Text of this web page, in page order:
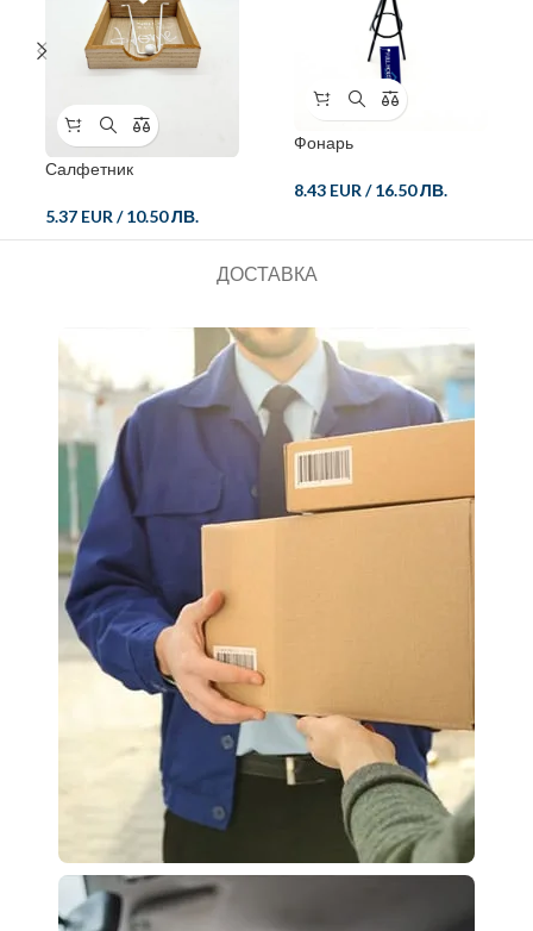
Салфетник
5.37 EUR /10.50 ЛВ.
Фонарь
8.43 EUR /16.50 ЛВ.
ДОСТАВКА